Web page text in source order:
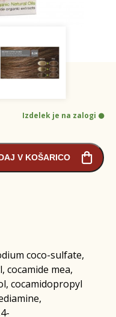
Izdelek je na zalogi
V KOŠARICO
coco-sulfate,
cocamide mea,
cocamidopropyl